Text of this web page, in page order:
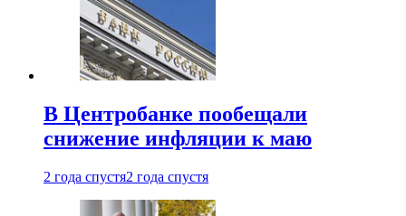
В Центробанке пообещали
снижение инфляции к маю
2 года спустя2 года спустя